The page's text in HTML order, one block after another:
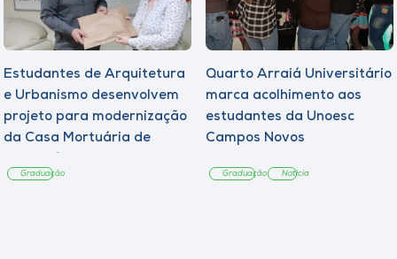
Estudantes de Arquitetura
e Urbanismo desenvolvem
projeto para modernização
da Casa Mortuária de
Graduação
Quarto Arraiá Universitário
marca acolhimento aos
estudantes da Unoesc
Campos Novos
Graduação Notícia